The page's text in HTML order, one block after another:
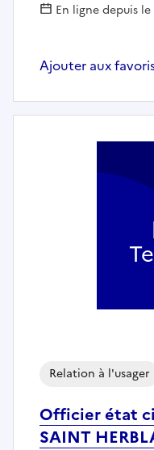
En ligne depuis
Ajouter aux
Officier état
SAINT
Relation à l'usager